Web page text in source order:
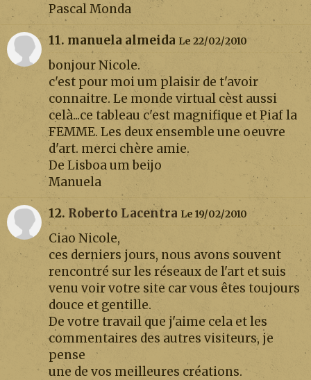
Pascal Monda
11. manuela almeida Le 22/02/2010
bonjour Nicole.
c'est pour moi um plaisir de t'avoir
connaitre. Le monde virtual cèst aussi
celà...ce tableau c'est magnifique et Piaf la
FEMME. Les deux ensemble une oeuvre
d'art. merci chère amie.
De Lisboa um beijo
Manuela
12. Roberto Lacentra Le 19/02/2010
Ciao Nicole,
ces derniers jours, nous avons souvent
rencontré sur les réseaux de l'art et suis
venu voir votre site car vous êtes toujours
douce et gentille.
De votre travail que j'aime cela et les
commentaires des autres visiteurs, je
pense
une de vos meilleures créations.